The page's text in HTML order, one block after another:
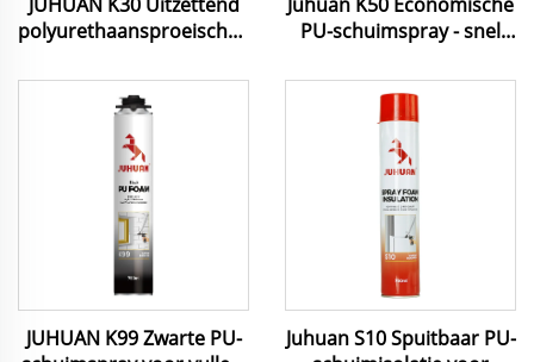
polyurethaansproeischuim
gebruikt voor
deurbekleding afdichten
PU-schuimspray - snel
afdichting en isolatie
voor bouw- en
huisonderhoud
JUHUAN K99 Zwarte PU-
Juhuan S10 Spuitbaar PU-